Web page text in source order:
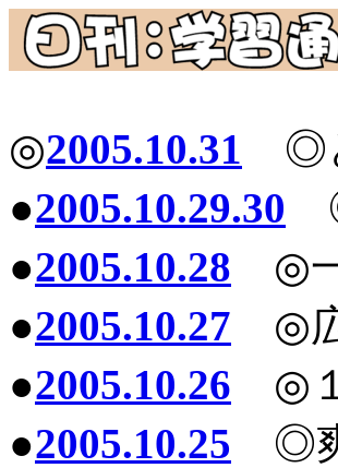
◎2005.10.31 ◎
●2005.10.29.30
●2005.10.28 ◎
●2005.10.27 ◎
●2005.10.26 ◎
●2005.10.25 ◎